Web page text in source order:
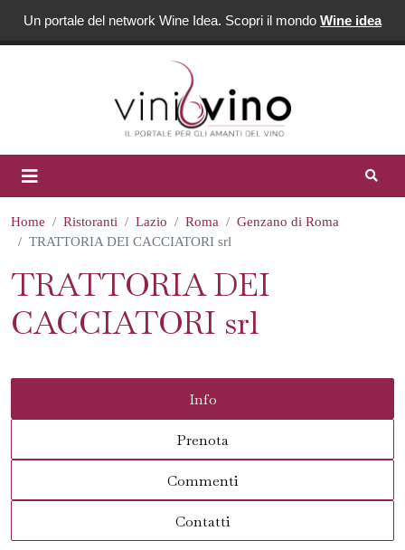
Un portale del network Wine Idea. Scopri il mondo Wine idea
Home Ristoranti Lazio Roma
Genzano di Roma
TRATTORIA DEI CACCIATORI srl
TRATTORIA DEI
CACCIATORI srl
Info
Prenota
Commenti
Contatti